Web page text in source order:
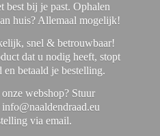
best bij je past. Ophalen
huis? Allemaal mogelijk!
snel & betrouwbaar!
dat u nodig heeft, stopt
betaald je bestelling.
webshop? Stuur
via email.